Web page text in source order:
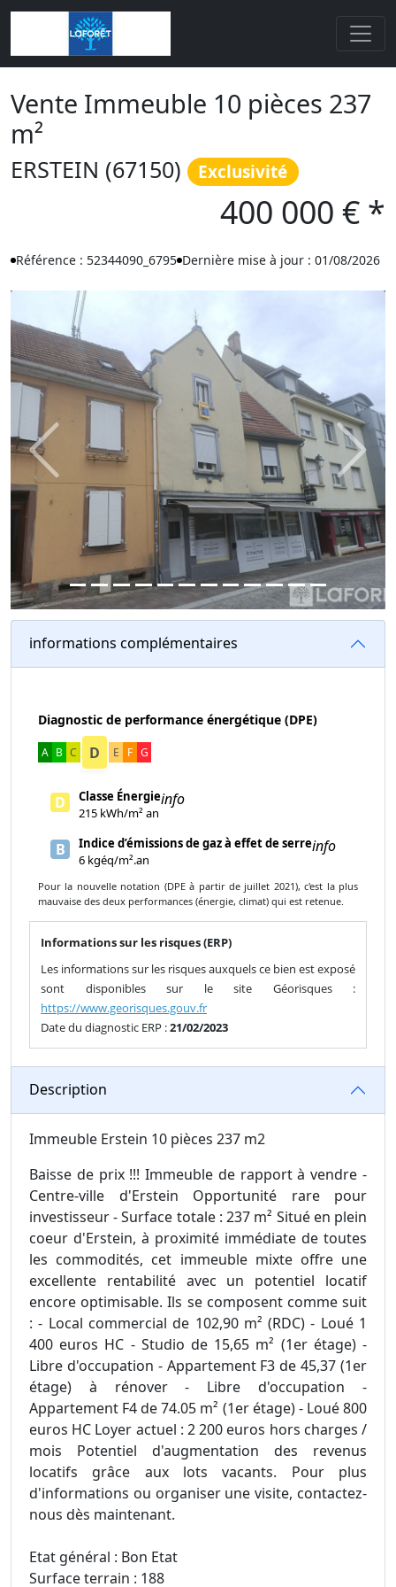
Vente Immeuble 10 pièces 237
m²
ERSTEIN (67150) Exclusivité
400 000 € *
Référence : 52344090_6795 Dernière mise à jour : 01/08/2026
Previous Next
informations complémentaires
Diagnostic de performance énergétique (DPE)
A B C D E F G
D
Classe Énergie
215 kWh/m² an
info
B
Indice d’émissions de gaz à effet de serre
6 kgéq/m².an
info
Pour la nouvelle notation (DPE à partir de juillet 2021), c'est la plus
mauvaise des deux performances (énergie, climat) qui est retenue.
Informations sur les risques (ERP)
Les informations sur les risques auxquels ce bien est exposé
sont disponibles sur le site Géorisques :
https://www.georisques.gouv.fr
Date du diagnostic ERP :21/02/2023
Description
Immeuble Erstein 10 pièces 237 m2
Baisse de prix !!! Immeuble de rapport à vendre -
Centre-ville d'Erstein Opportunité rare pour
investisseur - Surface totale : 237 m² Situé en plein
coeur d'Erstein, à proximité immédiate de toutes
les commodités, cet immeuble mixte offre une
excellente rentabilité avec un potentiel locatif
encore optimisable. Ils se composent comme suit
: - Local commercial de 102,90 m² (RDC) - Loué 1
400 euros HC - Studio de 15,65 m² (1er étage) -
Libre d'occupation - Appartement F3 de 45,37 (1er
étage) à rénover - Libre d'occupation -
Appartement F4 de 74.05 m² (1er étage) - Loué 800
euros HC Loyer actuel : 2 200 euros hors charges /
mois Potentiel d'augmentation des revenus
locatifs grâce aux lots vacants. Pour plus
d'informations ou organiser une visite, contactez-
nous dès maintenant.
Etat général : Bon Etat
Surface terrain : 188